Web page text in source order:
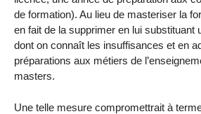
de formation). Au lieu de masteriser la
en fait de la supprimer en lui substituant
dont on connaît les insuffisances et en
préparations aux métiers de
masters.
Une telle mesure compromettrait à